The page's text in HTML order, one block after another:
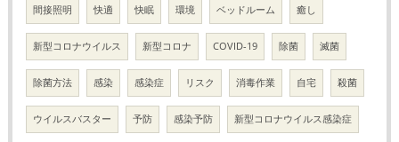
間接照明 快適 快眠 環境 ベッドルーム 癒し
新型コロナウイルス 新型コロナ COVID-19 除菌 滅菌
除菌方法 感染 感染症 リスク 消毒作業 自宅 殺菌
ウイルスバスター 予防 感染予防 新型コロナウイルス感染症